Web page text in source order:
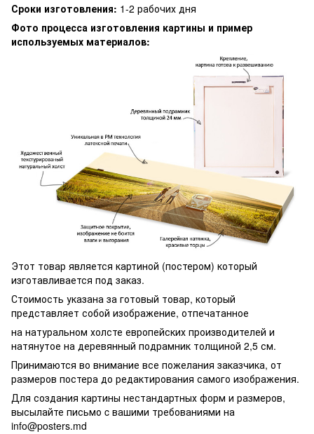
Сроки изготовления: 1-2 рабочих дня
Фото процесса изготовления картины и пример
используемых материалов:
Этот товар является картиной (постером) который
изготавливается под заказ.
Стоимость указана за готовый товар, который
представляет собой изображение, отпечатанное
на натуральном холсте европейских производителей и
натянутое на деревянный подрамник толщиной 2,5 см.
Принимаются во внимание все пожелания заказчика, от
размеров постера до редактирования самого изображения.
Для создания картины нестандартных форм и размеров,
высылайте письмо c вашими требованиями на
info@posters.md